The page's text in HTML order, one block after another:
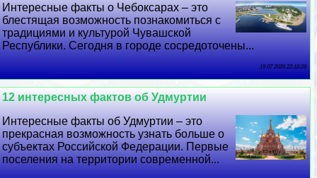
Интересные факты о Чебоксарах – это
блестящая возможность познакомиться с
традициями и культурой Чувашской
Республики. Сегодня в городе сосредоточены...
19 07 2026 22:18:26
12 интересных фактов об Удмуртии
Интересные факты об Удмуртии – это
прекрасная возможность узнать больше о
субъектах Российской Федерации. Первые
поселения на территории современной...